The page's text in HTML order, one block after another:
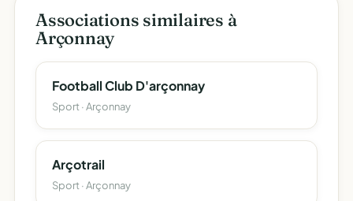
Associations similaires à
Arçonnay
Football Club D'arçonnay
Sport · Arçonnay
Arçotrail
Sport · Arçonnay